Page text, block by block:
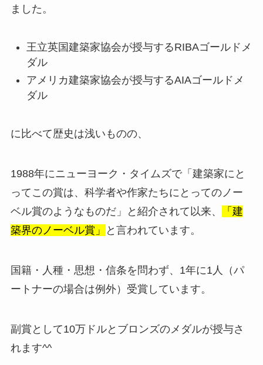
ました。
王立英国建築家協会が授与するRIBAゴールドメ
ダル
アメリカ建築家協会が授与するAIAゴールドメ
ダル
に比べて歴史は浅いものの、
1988年にニューヨーク・タイムズで「建築家にと
ってこの賞は、科学者や作家たちにとってのノー
ベル賞のようなものだ」と紹介されて以来、
「建
築界のノーベル賞」
と言われています。
国籍・人種・思想・信条を問わず、1年に1人（パ
ートナーの場合は例外）受賞しています。
副賞として10万ドルとブロンズのメダルが授与さ
れます^^